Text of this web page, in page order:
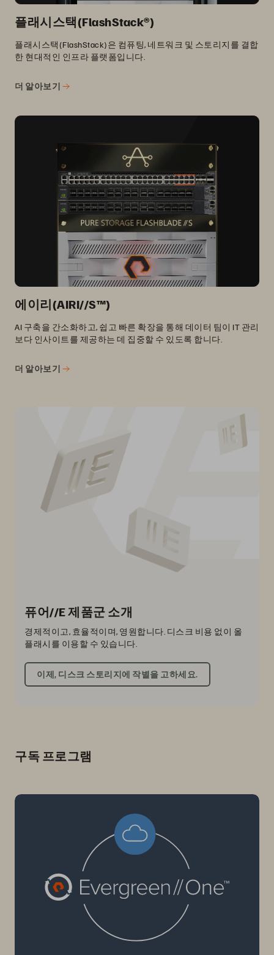
플래시스택(FlashStack®)
플래시스택(FlashStack)은 컴퓨팅, 네트워크 및 스토리지를 결합
한 현대적인 인프라 플랫폼입니다.
더 알아보기
에이리(AIRI//S™)
AI 구축을 간소화하고, 쉽고 빠른 확장을 통해 데이터 팀이 IT 관리
보다 인사이트를 제공하는 데 집중할 수 있도록 합니다.
더 알아보기
퓨어//E 제품군 소개
경제적이고, 효율적이며, 영원합니다. 디스크 비용 없이 올
플래시를 이용할 수 있습니다.
이제, 디스크 스토리지에 작별을 고하세요.
구독 프로그램